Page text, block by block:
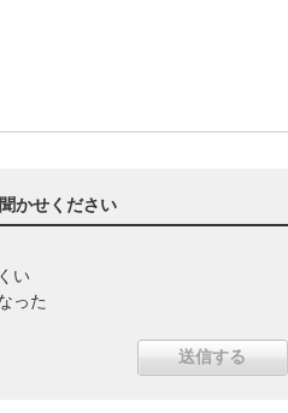
かせください
い
った